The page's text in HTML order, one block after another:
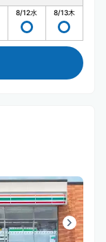
8/12水 8/13木